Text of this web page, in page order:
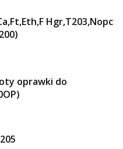
Hgr,T203,Nopc
oprawki do